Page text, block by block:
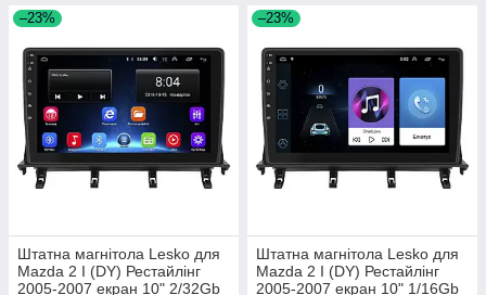
–23%
Штатна магнітола Lesko для
Mazda 2 I (DY) Рестайлінг
2005-2007 екран 10" 2/32Gb
–23%
Штатна магнітола Lesko для
Mazda 2 I (DY) Рестайлінг
2005-2007 екран 10" 1/16Gb